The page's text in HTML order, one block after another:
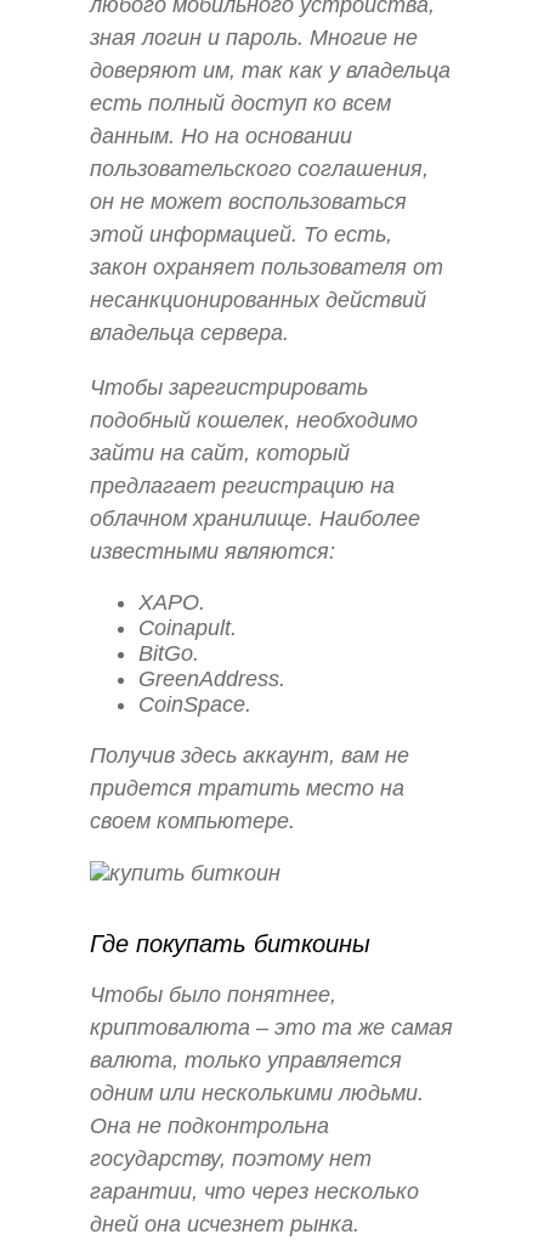
зная логин и пароль. Многие не
доверяют им, так как у владельца
есть полный доступ ко всем
данным. Но на основании
пользовательского соглашения,
он не может воспользоваться
этой информацией. То есть,
закон охраняет пользователя от
несанкционированных действий
владельца сервера.
Чтобы зарегистрировать
подобный кошелек, необходимо
зайти на сайт, который
предлагает регистрацию на
облачном хранилище. Наиболее
известными являются:
XAPO.
Coinapult.
BitGo.
GreenAddress.
CoinSpace.
Получив здесь аккаунт, вам не
придется тратить место на
своем компьютере.
Где покупать биткоины
Чтобы было понятнее,
криптовалюта – это та же самая
валюта, только управляется
одним или несколькими людьми.
Она не подконтрольна
государству, поэтому нет
гарантии, что через несколько
дней она исчезнет рынка.